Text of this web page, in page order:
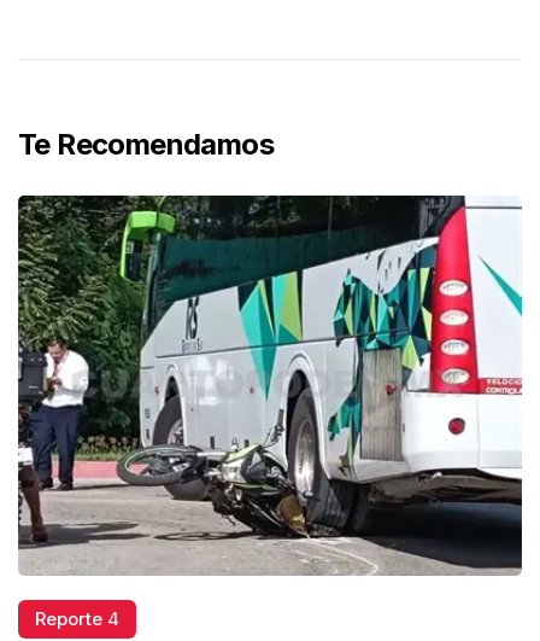
Te Recomendamos
Reporte 4